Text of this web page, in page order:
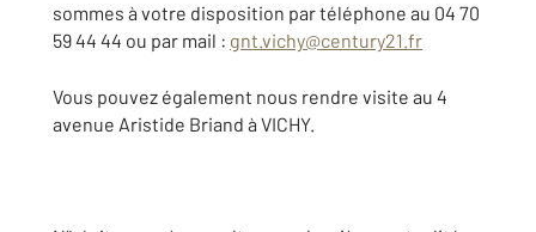
sommes à votre disposition par téléphone au 04 70
59 44 44 ou par mail : gnt.vichy@century21.fr
Vous pouvez également nous rendre visite au 4
avenue Aristide Briand à VICHY.